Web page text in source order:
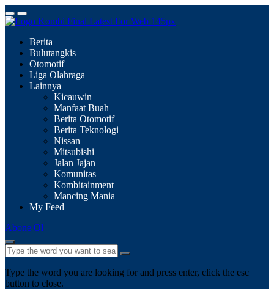
Berita
Bulutangkis
Otomotif
Liga Olahraga
Lainnya
Kicauwin
Manfaat Buah
Berita Otomotif
Berita Teknologi
Nissan
Mitsubishi
Jalan Jajan
Komunitas
Kombitainment
Mancing Mania
My Feed
Abone Ol
Type the word you are looking for and press enter, click the esc
button to close.